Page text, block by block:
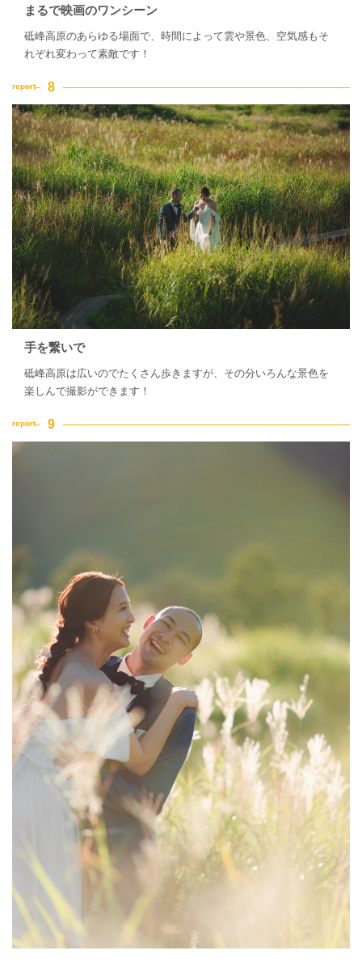
まるで映画のワンシーン
砥峰高原のあらゆる場面で、時間によって雲や景色、空気感もそ
れぞれ変わって素敵です！
手を繋いで
砥峰高原は広いのでたくさん歩きますが、その分いろんな景色を
楽しんで撮影ができます！